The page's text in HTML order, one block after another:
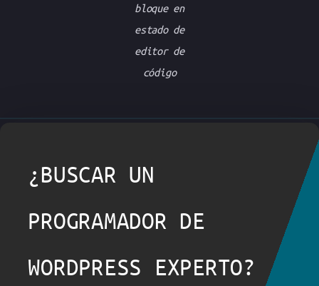
bloque en
estado de
editor de
código
¿BUSCAR UN
PROGRAMADOR DE
WORDPRESS EXPERTO?